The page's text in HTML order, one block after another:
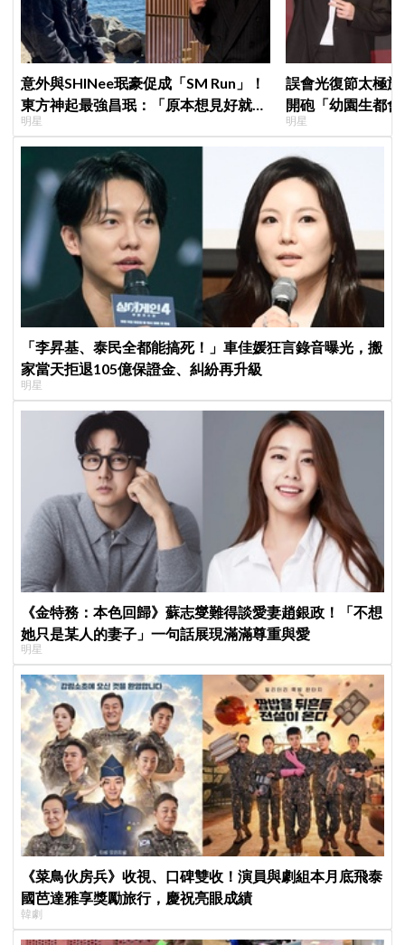
意外與SHINee珉豪促成「SM Run」！
東方神起最強昌珉：「原本想見好就收
的」
明星
誤會光復節太極
開砲「幼園生都
歉：是我蠢
明星
「李昇基、泰民全都能搞死！」車佳媛狂言錄音曝光，搬
家當天拒退105億保證金、糾紛再升級
明星
《金特務：本色回歸》蘇志燮難得談愛妻趙銀政！「不想
她只是某人的妻子」一句話展現滿滿尊重與愛
明星
《菜鳥伙房兵》收視、口碑雙收！演員與劇組本月底飛泰
國芭達雅享獎勵旅行，慶祝亮眼成績
韓劇